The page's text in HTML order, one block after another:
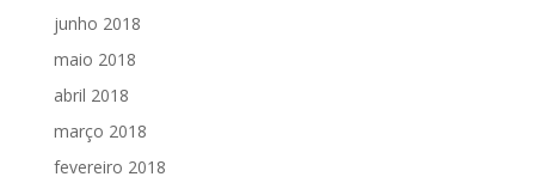
junho 2018
maio 2018
abril 2018
março 2018
fevereiro 2018